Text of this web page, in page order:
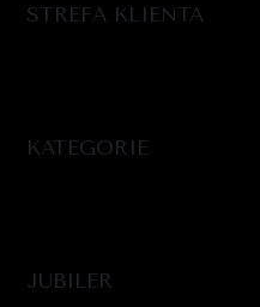
STREFA KLIENTA
KATEGORIE
JUBILER